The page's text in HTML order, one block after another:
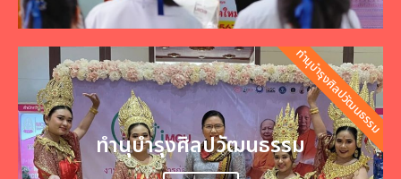
ทำนุบำรุงศิลปวัฒนธรรม
ทำนุบำรุงศิลปวัฒนธรรม